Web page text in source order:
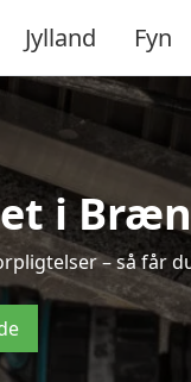
Jylland Fyn
i
– så får